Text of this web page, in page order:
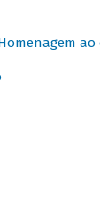
/ Homenagem